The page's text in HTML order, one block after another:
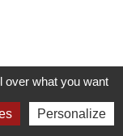
over what you want
Personalize